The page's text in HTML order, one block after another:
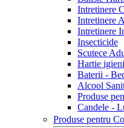
Intretinere
Intretinere
Intretinere
Insecticide
Scutece
Hartie
Baterii -
Alcool
Produse
Candele -
Produse pentru